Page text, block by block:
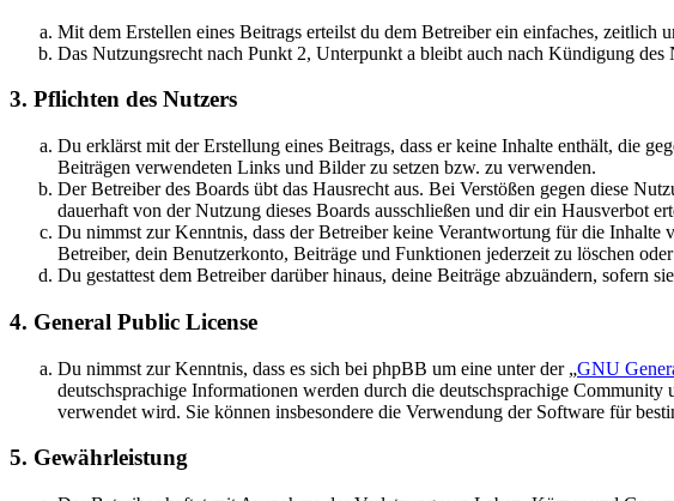
Mit dem Erstellen eines Beitrags erteilst du dem Betreiber ein einfaches, zeitlich
Das Nutzungsrecht nach Punkt 2, Unterpunkt a bleibt auch nach Kündigung des
3. Pflichten des Nutzers
Du erklärst mit der Erstellung eines Beitrags, dass er keine Inhalte enthält, die
Beiträgen verwendeten Links und Bilder zu setzen bzw. zu verwenden.
Der Betreiber des Boards übt das Hausrecht aus. Bei Verstößen gegen diese
dauerhaft von der Nutzung dieses Boards ausschließen und dir ein Hausverbot
Du nimmst zur Kenntnis, dass der Betreiber keine Verantwortung für die Inhalte
Betreiber, dein Benutzerkonto, Beiträge und Funktionen jederzeit zu löschen
Du gestattest dem Betreiber darüber hinaus, deine Beiträge abzuändern, sofern
4. General Public License
Du nimmst zur Kenntnis, dass es sich bei phpBB um eine unter der „GNU
deutschsprachige Informationen werden durch die deutschsprachige
verwendet wird. Sie können insbesondere die Verwendung der Software für
5. Gewährleistung